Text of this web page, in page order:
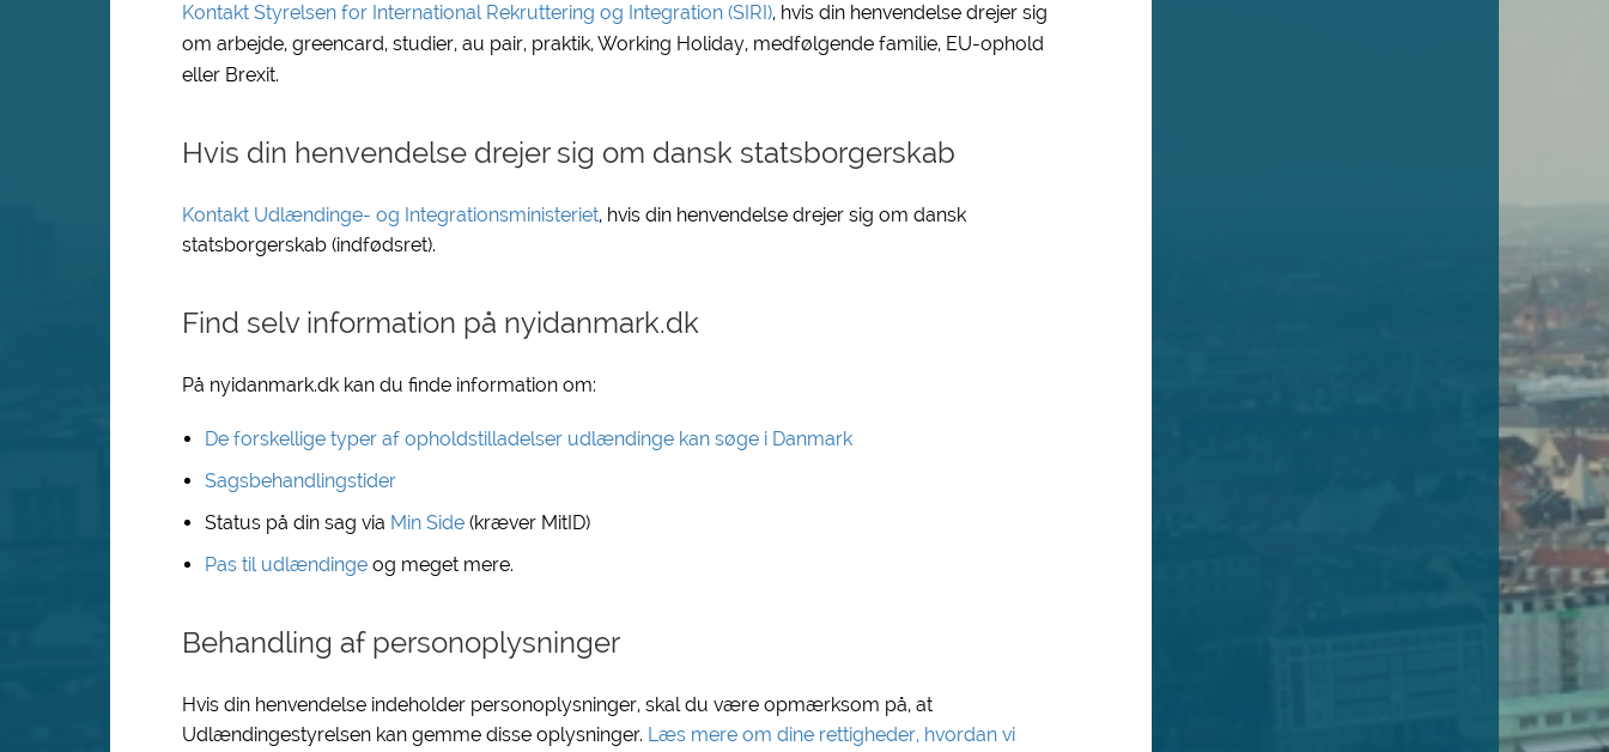
Kontakt Styrelsen for International Rekruttering og Integration (SIRI), hvis din henvendelse drejer sig
om arbejde, greencard, studier, au pair, praktik, Working Holiday, medfølgende familie, EU-ophold
eller Brexit.
Hvis din henvendelse drejer sig om dansk statsborgerskab
Kontakt Udlændinge- og Integrationsministeriet, hvis din henvendelse drejer sig om dansk
statsborgerskab (indfødsret).
Find selv information på nyidanmark.dk
På nyidanmark.dk kan du finde information om:
De forskellige typer af opholdstilladelser udlændinge kan søge i Danmark
Sagsbehandlingstider
Status på din sag via Min Side (kræver MitID)
Pas til udlændinge og meget mere.
Behandling af personoplysninger
Hvis din henvendelse indeholder personoplysninger, skal du være opmærksom på, at
Udlændingestyrelsen kan gemme disse oplysninger. Læs mere om dine rettigheder, hvordan vi